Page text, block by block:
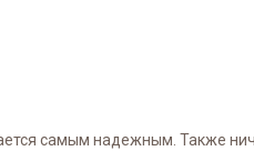
самым надежным. Также